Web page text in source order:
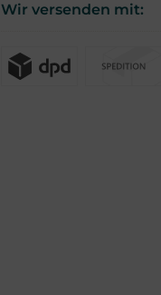
Wir versenden mit: